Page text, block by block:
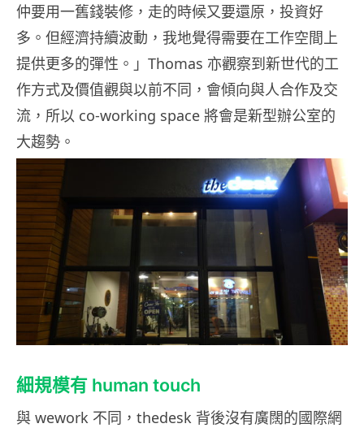
仲要用一舊錢裝修，走的時候又要還原，投資好
多。但經濟持續波動，我地覺得需要在工作空間上
提供更多的彈性。」Thomas 亦觀察到新世代的工
作方式及價值觀與以前不同，會傾向與人合作及交
流，所以 co-working space 將會是新型辦公室的
大趨勢。
細規模有 human touch
與 wework 不同，thedesk 背後沒有廣闊的國際網